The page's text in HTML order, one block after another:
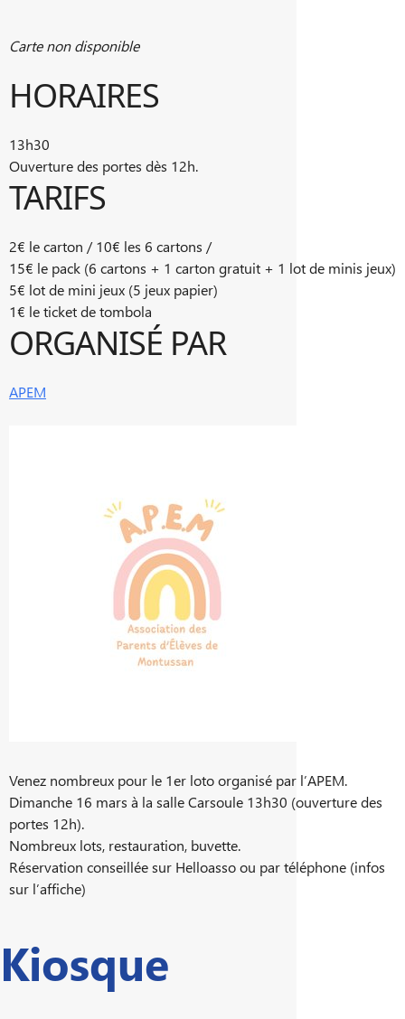
Carte non disponible
HORAIRES
13h30
Ouverture des portes dès 12h.
TARIFS
2€ le carton / 10€ les 6 cartons /
15€ le pack (6 cartons + 1 carton gratuit + 1 lot de minis jeux)
5€ lot de mini jeux (5 jeux papier)
1€ le ticket de tombola
ORGANISÉ PAR
APEM
Venez nombreux pour le 1er loto organisé par l’APEM.
Dimanche 16 mars à la salle Carsoule 13h30 (ouverture des
portes 12h).
Nombreux lots, restauration, buvette.
Réservation conseillée sur Helloasso ou par téléphone (infos
sur l’affiche)
Kiosque